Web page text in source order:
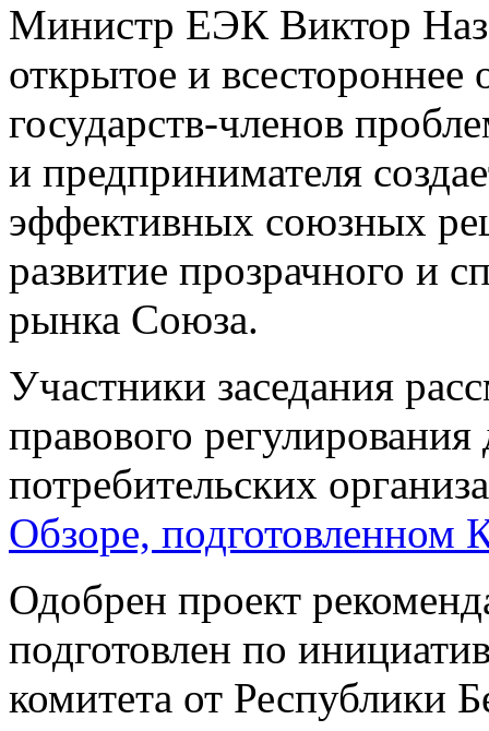
Министр ЕЭК Виктор
открытое и
государств-членов
и предпринимателя
эффективных союзных
развитие прозрачного и
рынка Союза.
Участники заседания
правового
потребительских
Обзоре, подготовленном
Одобрен проект
подготовлен по
комитета от Республики